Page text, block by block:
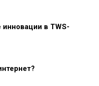
инновации в TWS-